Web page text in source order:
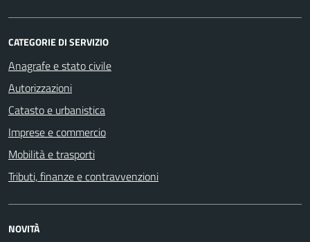
CATEGORIE DI SERVIZIO
Anagrafe e stato civile
Autorizzazioni
Catasto e urbanistica
Imprese e commercio
Mobilità e trasporti
Tributi, finanze e contravvenzioni
NOVITÀ